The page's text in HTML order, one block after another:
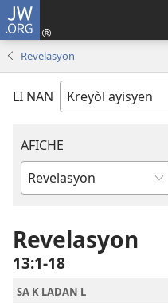
JW.ORG
Revelasyon
LI NAN
AFICHE
Liv
Revelasyon
13​:​1-18
SA K LADAN L